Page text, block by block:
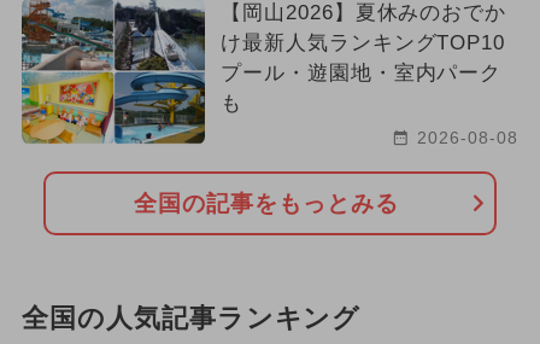
【岡山2026】夏休みのおでか
け最新人気ランキングTOP10
プール・遊園地・室内パーク
も
2026-08-08
全国の記事をもっとみる
全国の人気記事ランキング